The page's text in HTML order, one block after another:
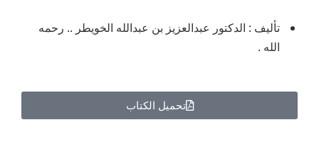
تأليف : الدكتور عبدالعزيز بن عبدالله الخويطر .. رحمه
الله .
تحميل الكتاب